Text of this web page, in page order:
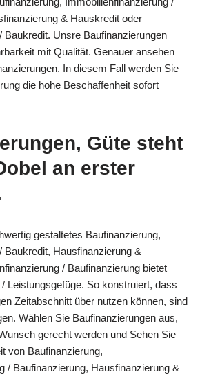
& Hauskredit oder
Baukredit. Unsre Baufinanzierungen
mit Qualität. Genauer ansehen
In diesem Fall werden Sie
die hohe Beschaffenheit sofort
Güte steht
an erster
gestaltetes Baufinanzierung,
Baukredit, Hausfinanzierung &
/ Baufinanzierung bietet
Leistungsgefüge. So konstruiert, dass
Zeitabschnitt über nutzen können, sind
Wählen Sie Baufinanzierungen aus,
gerecht werden und Sehen Sie
von Baufinanzierung,
/ Baufinanzierung, Hausfinanzierung &